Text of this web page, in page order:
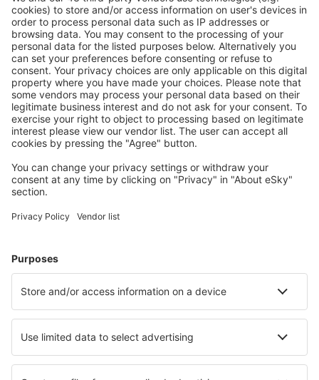
Offerta su misura per le tue aspettative.
Pianifica in sicurezza
Prenotazione senza pensieri con possibilità di
cancellazione gratuita.
Risparmia di più
Prezzi attraenti e offerte speciali per gli utenti registrati.
L’alloggio che ti piace
appartamenti e altri.
Hotel in Tunisia - Città popolari
Hotel a Tunisi Hotel in Aghir Hotel a Hammamet
Hotel in La Marsa Hotel a Susa Hotel in Sidi Bou Said